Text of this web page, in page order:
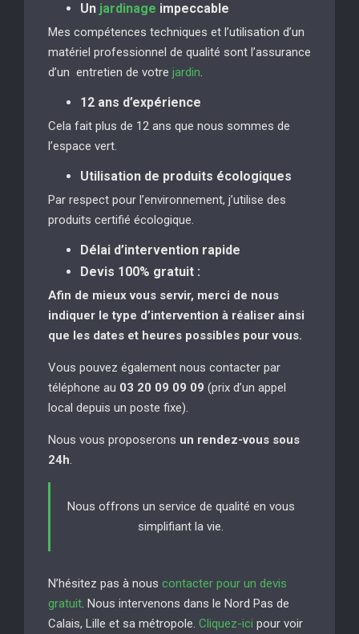
Un jardinage impeccable
Mes compétences techniques et l’utilisation d’un
matériel professionnel de qualité sont l’assurance
d’un entretien de votre jardin.
12 ans d’expérience
Cela fait plus de 12 ans que nous sommes de
l’espace vert.
Utilisation de produits écologiques
Par respect pour l’environnement, j’utilise des
produits certifié écologique.
Délai d’intervention rapide
Devis 100% gratuit :
Afin de mieux vous servir, merci de nous
indiquer le type d’intervention à réaliser ainsi
que les dates et heures possibles pour vous.
Vous pouvez également nous contacter par
téléphone au 03 20 09 09 09 (prix d’un appel
local depuis un poste fixe).
Nous vous proposerons un rendez-vous sous
24h.
Nous offrons un service de qualité en vous
simplifiant la vie.
N’hésitez pas à nous contacter pour un devis
gratuit. Nous intervenons dans le Nord Pas de
Calais, Lille et sa métropole. Cliquez-ici pour voir